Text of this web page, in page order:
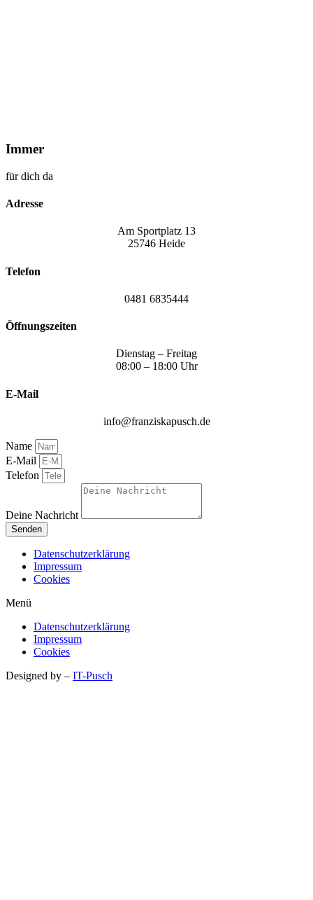
Immer
für dich da
Adresse
Am Sportplatz 13
25746 Heide
Telefon
0481 6835444
Öffnungszeiten
Dienstag – Freitag
08:00 – 18:00 Uhr
E-Mail
info@franziskapusch.de
Name
E-Mail
Telefon
Deine Nachricht
Senden
Datenschutzerklärung
Impressum
Cookies
Menü
Datenschutzerklärung
Impressum
Cookies
Designed by – IT-Pusch